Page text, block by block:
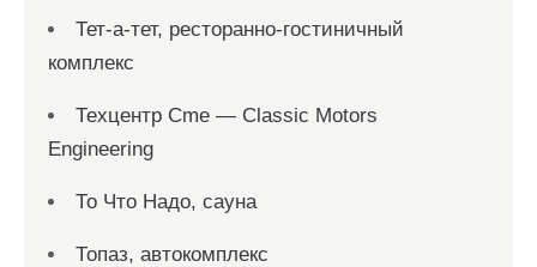
Тет-а-тет, ресторанно-гостиничный
комплекс
Техцентр Cme — Classic Motors
Engineering
То Что Надо, сауна
Топаз, автокомплекс